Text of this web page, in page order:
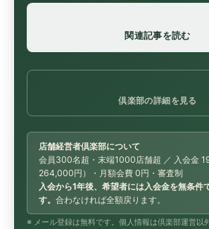
関連記事を読む
倶楽部の詳細を見る
店舗経営者倶楽部について
会員300名超・末端1000店舗超 ／ 入会金
264,000円）・月額会費 0円・審査制
入会から1年後、希望者には入会金を無条件
す。 合わなければ全額戻ります。
※ メール登録は無料です。個人情報は倶楽部運営以